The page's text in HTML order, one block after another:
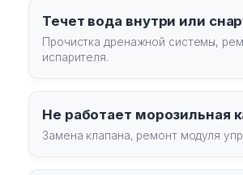
Течет вода внутри или
Прочистка дренажной системы,
испарителя.
Не работает морозильная
Замена клапана, ремонт модуля